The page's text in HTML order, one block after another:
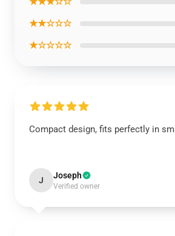
★★☆☆☆
★☆☆☆☆
Compact design, fits perfectly in
J Joseph
Verified owner